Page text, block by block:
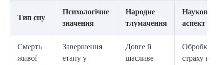
Тип сну
Психологічне
значення
Народне
тлумачення
Науковий
аспект
Смерть
живої
Завершення
етапу у
Довге й
щасливе
Обробка
страху